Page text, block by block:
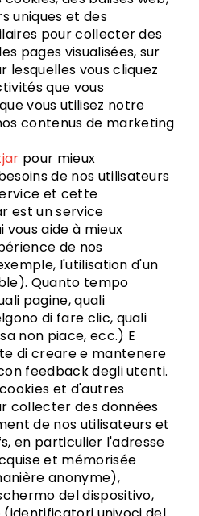
uniques et des
pour collecter des
pages visualisées, sur
lesquelles vous cliquez
que vous
vous utilisez notre
contenus de marketing
pour mieux
de nos utilisateurs
et cette
est un service
vous aide à mieux
de nos
l'utilisation d'un
Quanto tempo
pagine, quali
di fare clic, quali
non piace, ecc.) E
di creare e mantenere
feedback degli utenti.
et d'autres
collecter des données
de nos utilisateurs et
en particulier l'adresse
et mémorisée
anonyme),
del dispositivo,